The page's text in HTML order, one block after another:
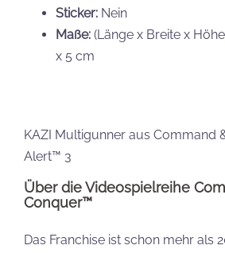
Sticker: Nein
Maße: (Länge x Breite x
x 5 cm
KAZI Multigunner aus Command
Alert™ 3
Über die Videospielreihe
Conquer™
Das Franchise ist schon mehr als